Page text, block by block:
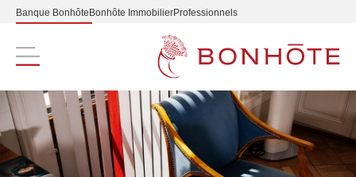
Banque Bonhôte Bonhôte ImmobilierProfessionnels
Navigation principale